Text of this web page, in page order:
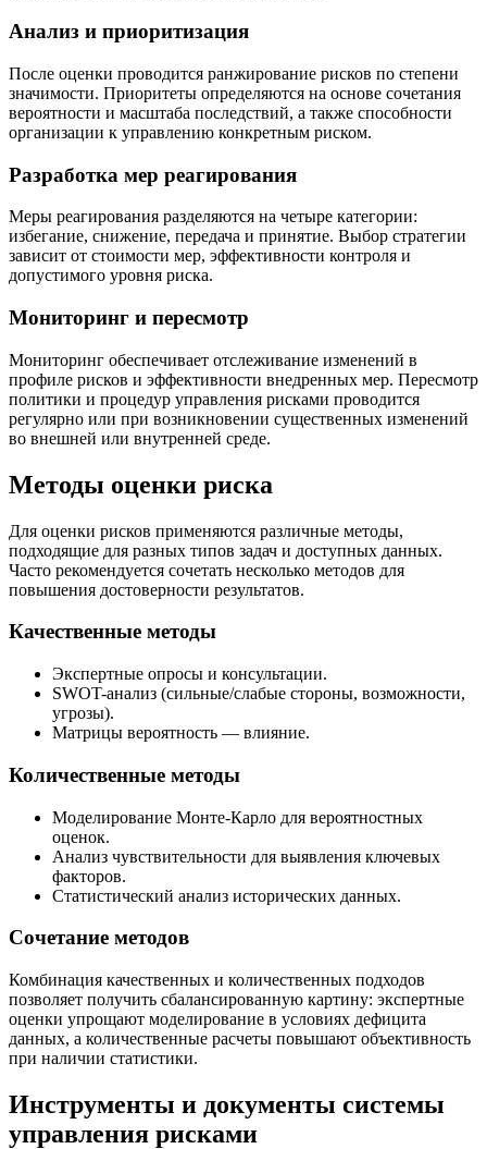
Анализ и приоритизация
После оценки проводится ранжирование рисков по степени
значимости. Приоритеты определяются на основе сочетания
вероятности и масштаба последствий, а также способности
организации к управлению конкретным риском.
Разработка мер реагирования
Меры реагирования разделяются на четыре категории:
избегание, снижение, передача и принятие. Выбор стратегии
зависит от стоимости мер, эффективности контроля и
допустимого уровня риска.
Мониторинг и пересмотр
Мониторинг обеспечивает отслеживание изменений в
профиле рисков и эффективности внедренных мер. Пересмотр
политики и процедур управления рисками проводится
регулярно или при возникновении существенных изменений
во внешней или внутренней среде.
Методы оценки риска
Для оценки рисков применяются различные методы,
подходящие для разных типов задач и доступных данных.
Часто рекомендуется сочетать несколько методов для
повышения достоверности результатов.
Качественные методы
Экспертные опросы и консультации.
SWOT-анализ (сильные/слабые стороны, возможности,
угрозы).
Матрицы вероятность — влияние.
Количественные методы
Моделирование Монте-Карло для вероятностных
оценок.
Анализ чувствительности для выявления ключевых
факторов.
Статистический анализ исторических данных.
Сочетание методов
Комбинация качественных и количественных подходов
позволяет получить сбалансированную картину: экспертные
оценки упрощают моделирование в условиях дефицита
данных, а количественные расчеты повышают объективность
при наличии статистики.
Инструменты и документы системы
управления рисками